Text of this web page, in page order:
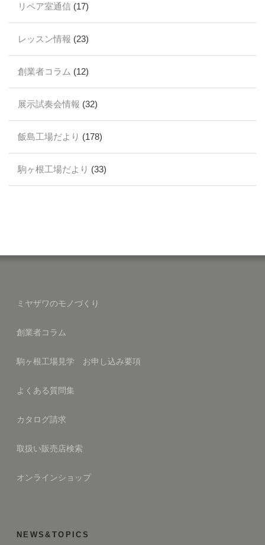
リペア室通信 (17)
レッスン情報 (23)
創業者コラム (12)
展示試奏会情報 (32)
飯島工場だより (178)
駒ヶ根工場だより (33)
ミヤザワのモノづくり
創業者コラム
駒ヶ根工場見学 お申し込み要項
よくある質問集
カタログ請求
取扱い販売店検索
オンラインショップ
NEWS&TOPICS